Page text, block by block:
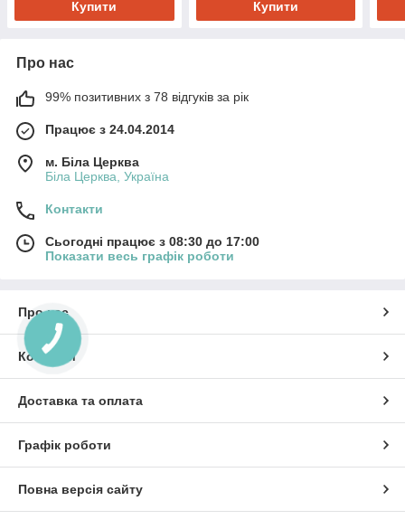
Купити Купити
Про нас
99% позитивних з 78 відгуків за рік
Працює з 24.04.2014
м. Біла Церква
Біла Церква, Україна
Контакти
Сьогодні працює з 08:30 до 17:00
Показати весь графік роботи
Про нас
Контакти
Доставка та оплата
Графік роботи
Повна версія сайту
КНОПКА
ЗВ'ЯЗКУ